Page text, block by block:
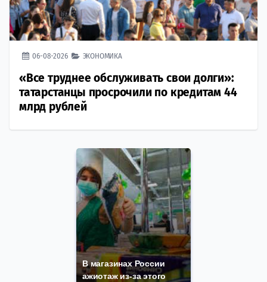
06-08-2026 ЭКОНОМИКА
«Все труднее обслуживать свои долги»:
татарстанцы просрочили по кредитам 44
млрд рублей
В магазинах России
ажиотаж из-за этого